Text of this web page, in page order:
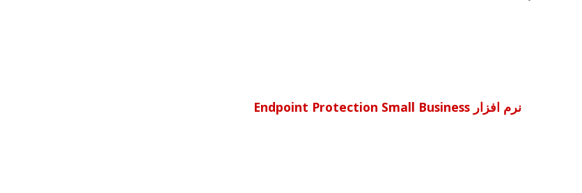
نرم افزار Endpoint Protection Small Business